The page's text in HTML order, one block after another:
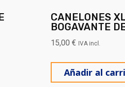
CANELONES
BOGAVANTE
15,00€ IVA incl.
Añadir al